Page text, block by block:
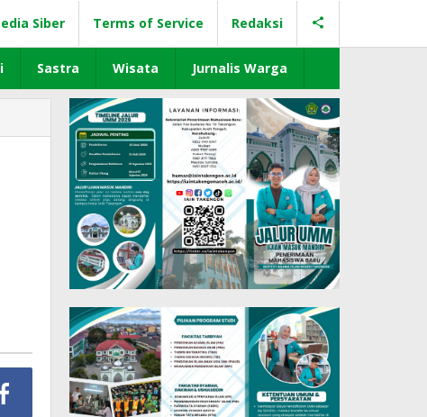
Siber Terms of Service Redaksi
Sastra Wisata Jurnalis Warga